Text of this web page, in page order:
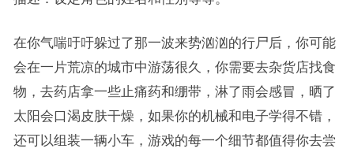
在你气喘吁吁躲过了那一波来势汹汹的行尸后，你可能
会在一片荒凉的城市中游荡很久，你需要去杂货店找食
物，去药店拿一些止痛药和绷带，淋了雨会感冒，晒了
太阳会口渴皮肤干燥，如果你的机械和电子学得不错，
还可以组装一辆小车，游戏的每一个细节都值得你去尝